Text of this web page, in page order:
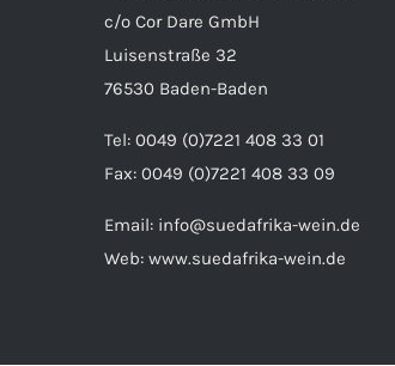
c/o Cor Dare GmbH
Luisenstraße 32
76530 Baden-Baden
Tel: 0049 (0)7221 408 33 01
Fax: 0049 (0)7221 408 33 09
Email: info@suedafrika-wein.de
Web: www.suedafrika-wein.de